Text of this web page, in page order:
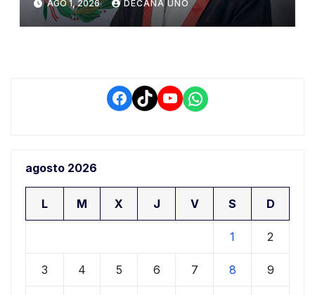
de Ollanta Humala
AGO 1, 2026 DECANA UNO
Facebook
TikTokYouTube
WhatsApp
agosto 2026
L M X J V S D
1 2
3 4 5 6 7 8 9